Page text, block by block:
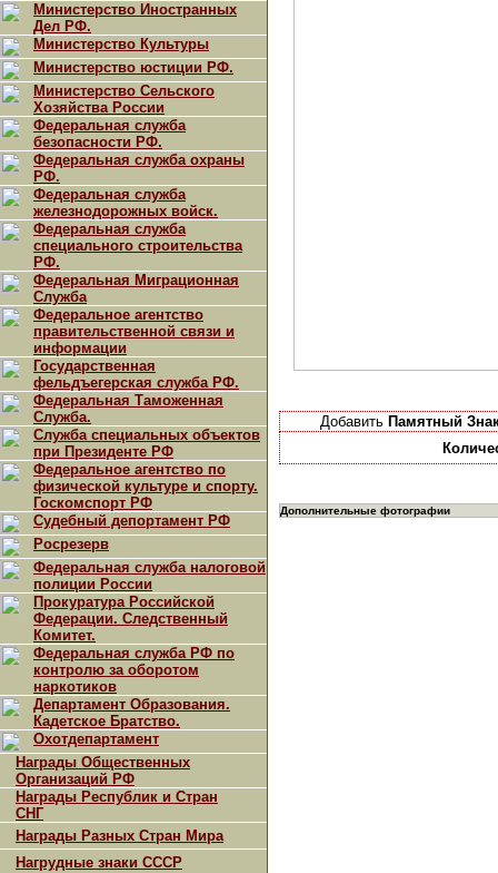
Министерство Иностранных
Дел РФ.
Министерство Культуры
Министерство юстиции РФ.
Министерство Сельского
Хозяйства России
Федеральная служба
безопасности РФ.
Федеральная служба охраны
РФ.
Федеральная служба
железнодорожных войск.
Федеральная служба
специального строительства
РФ.
Федеральная Миграционная
Служба
Федеральное агентство
правительственной связи и
информации
Государственная
фельдъегерская служба РФ.
Федеральная Таможенная
Служба.
Служба специальных объектов
при Президенте РФ
Федеральное агентство по
физической культуре и спорту.
Госкомспорт РФ
Судебный депортамент РФ
Росрезерв
Федеральная служба налоговой
полиции России
Прокуратура Российской
Федерации. Следственный
Комитет.
Федеральная служба РФ по
контролю за оборотом
наркотиков
Департамент Образования.
Кадетское Братство.
Охотдепартамент
Награды Общественных
Организаций РФ
Награды Республик и Стран
СНГ
Награды Разных Стран Мира
Нагрудные знаки СССР
Добавить Памятный
Дополнительные фотографии